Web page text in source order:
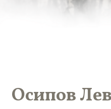
Осипов